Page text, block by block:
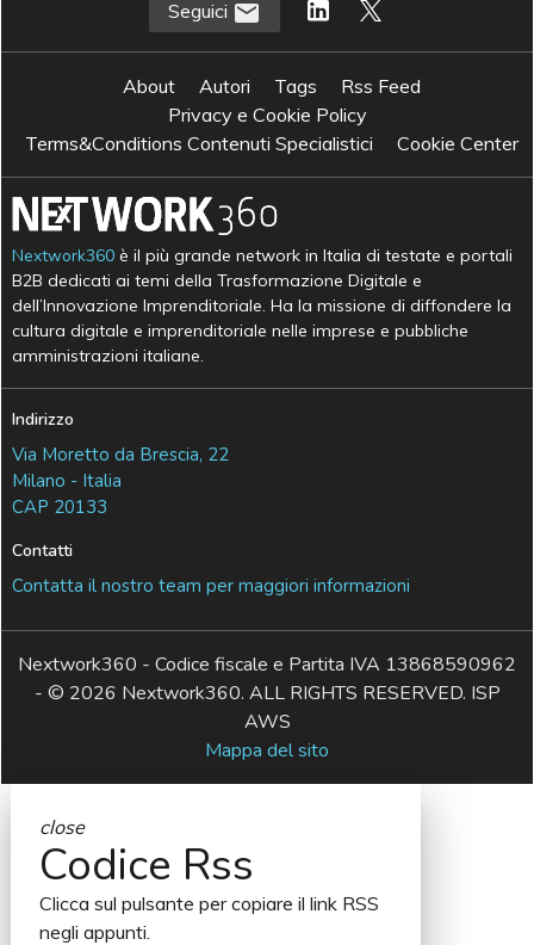
Seguici
About Autori Tags
Rss Feed
Privacy e Cookie Policy
Terms&Conditions Contenuti Specialistici
Cookie Center
Nextwork360 è il più grande network in Italia di testate e portali
B2B dedicati ai temi della Trasformazione Digitale e
dell’Innovazione Imprenditoriale. Ha la missione di diffondere la
cultura digitale e imprenditoriale nelle imprese e pubbliche
amministrazioni italiane.
Indirizzo
Via Moretto da Brescia, 22
Milano - Italia
CAP 20133
Contatti
Contatta il nostro team per maggiori informazioni
Nextwork360 - Codice fiscale e Partita IVA 13868590962
- © 2026 Nextwork360. ALL RIGHTS RESERVED. ISP
AWS
Mappa del sito
close
Codice Rss
Clicca sul pulsante per copiare il link RSS
negli appunti.